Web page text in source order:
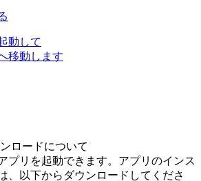
動して
移動します
ロードについて
プリを起動できます。アプリのインス
、以下からダウンロードしてくださ